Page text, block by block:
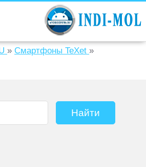
» Смартфоны TeXet »